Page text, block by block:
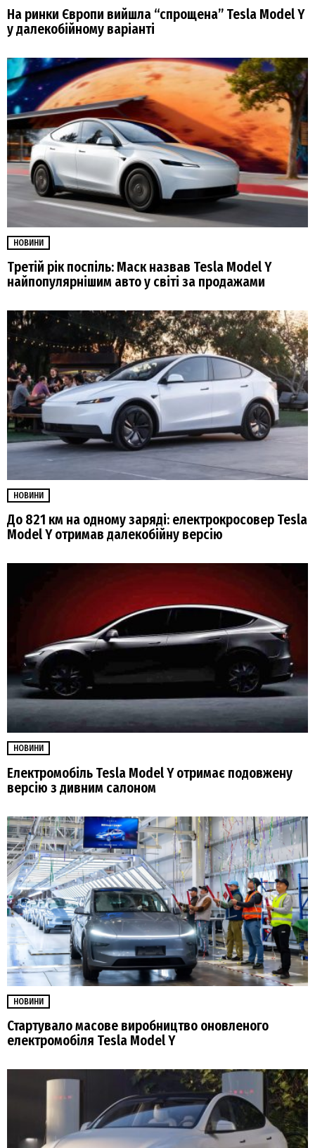
На ринки Європи вийшла “спрощена” Tesla Model Y
у далекобійному варіанті
НОВИНИ
Третій рік поспіль: Маск назвав Tesla Model Y
найпопулярнішим авто у світі за продажами
НОВИНИ
До 821 км на одному заряді: електрокросовер Tesla
Model Y отримав далекобійну версію
НОВИНИ
Електромобіль Tesla Model Y отримає подовжену
версію з дивним салоном
НОВИНИ
Стартувало масове виробництво оновленого
електромобіля Tesla Model Y